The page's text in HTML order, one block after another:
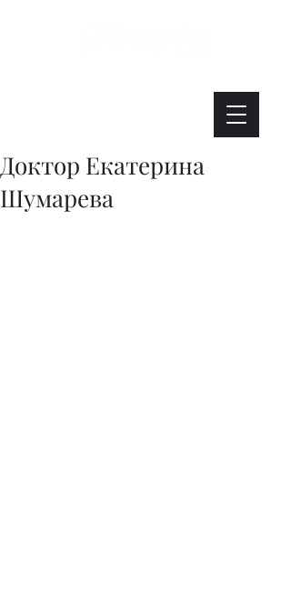
Доктор Екатерина
Шумарева